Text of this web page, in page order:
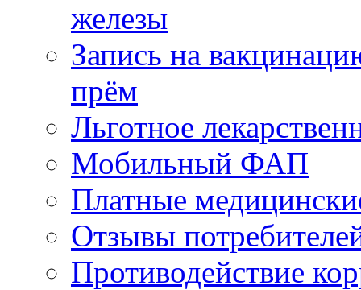
железы
Запись на
прём
Льготное
Мобильный ФАП
Платные
Отзывы
Противодействие